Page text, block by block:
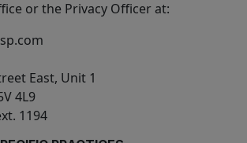
or the Privacy Officer at:
East, Unit 1
4L9
1194